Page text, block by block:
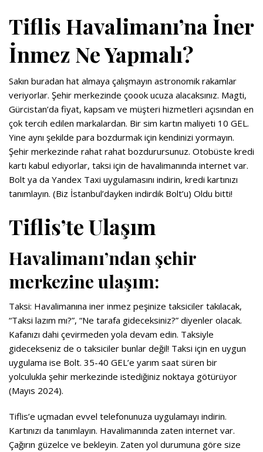
Tiflis Havalimanı’na İner
İnmez Ne Yapmalı?
Sakın buradan hat almaya çalışmayın astronomik rakamlar
veriyorlar. Şehir merkezinde çoook ucuza alacaksınız. Magti,
Gürcistan’da fiyat, kapsam ve müşteri hizmetleri açısından en
çok tercih edilen markalardan. Bir sim kartın maliyeti 10 GEL.
Yine aynı şekilde para bozdurmak için kendinizi yormayın.
Şehir merkezinde rahat rahat bozdurursunuz. Otobüste kredi
kartı kabul ediyorlar, taksi için de havalimanında internet var.
Bolt ya da Yandex Taxi uygulamasını indirin, kredi kartınızı
tanımlayın. (Biz İstanbul’dayken indirdik Bolt’u) Oldu bitti!
Tiflis’te Ulaşım
Havalimanı’ndan şehir
merkezine ulaşım:
Taksi: Havalimanına iner inmez peşinize taksiciler takılacak,
“Taksi lazım mı?”, “Ne tarafa gideceksiniz?” diyenler olacak.
Kafanızı dahi çevirmeden yola devam edin. Taksiyle
gidecekseniz de o taksiciler bunlar değil! Taksi için en uygun
uygulama ise Bolt. 35-40 GEL’e yarım saat süren bir
yolculukla şehir merkezinde istediğiniz noktaya götürüyor
(Mayıs 2024).
Tiflis’e uçmadan evvel telefonunuza uygulamayı indirin.
Kartınızı da tanımlayın. Havalimanında zaten internet var.
Çağırın güzelce ve bekleyin. Zaten yol durumuna göre size